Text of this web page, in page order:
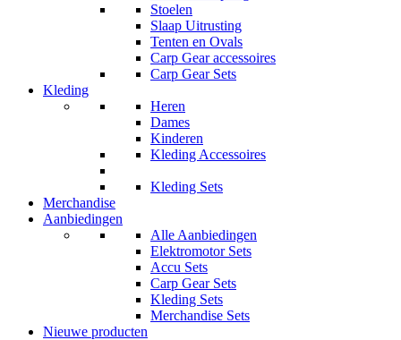
Stoelen
Slaap Uitrusting
Tenten en Ovals
Carp Gear accessoires
Carp Gear Sets
Kleding
Heren
Dames
Kinderen
Kleding Accessoires
Kleding Sets
Merchandise
Aanbiedingen
Alle Aanbiedingen
Elektromotor Sets
Accu Sets
Carp Gear Sets
Kleding Sets
Merchandise Sets
Nieuwe producten